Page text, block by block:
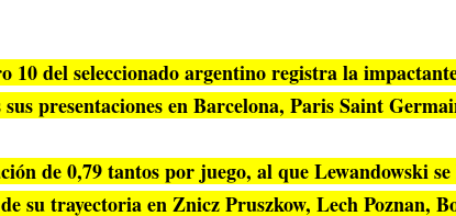
10 del seleccionado argentino registra la
presentaciones en Barcelona, Paris Saint
de 0,79 tantos por juego, al que Lewandowski se
su trayectoria en Znicz Pruszkow, Lech Poznan,